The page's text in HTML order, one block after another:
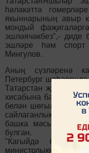
һәлакәттә
якыннарының авыр
мондый
эшләячәкбез",- диде
эшләре һәм спорт
Мингулов.
Аның сүзләренә
Петербург
Татарстан җыелма
хисабына барган.
белән шөгыльләнгән
сайлаганлыктан,
башка мәсьәләләр
булган.
"Кагыйдә
министрлыкның